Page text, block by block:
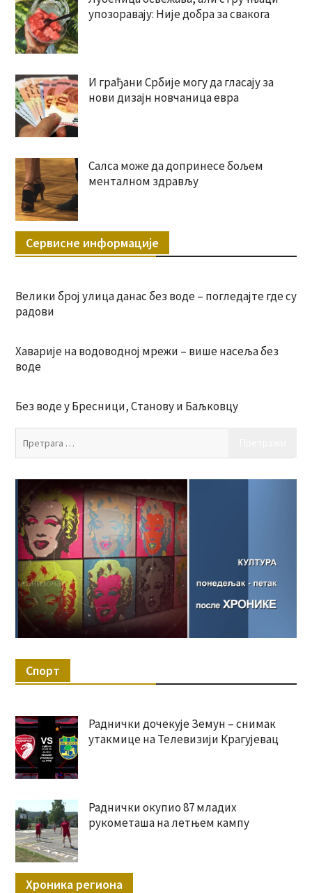
упозоравају: Није добра за свакога
И грађани Србије могу да гласају за
нови дизајн новчаница евра
Салса може да допринесе бољем
менталном здрављу
Сервисне информације
Велики број улица данас без воде – погледајте где су
радови
Хаварије на водоводној мрежи – више насеља без
воде
Без воде у Бресници, Станову и Баљковцу
Спорт
Раднички дочекује Земун – снимак
утакмице на Телевизији Крагујевац
Раднички окупио 87 младих
рукометаша на летњем кампу
Хроника региона